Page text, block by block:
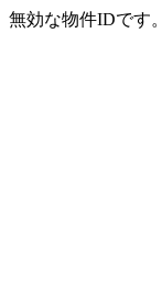
無効な物件IDです。